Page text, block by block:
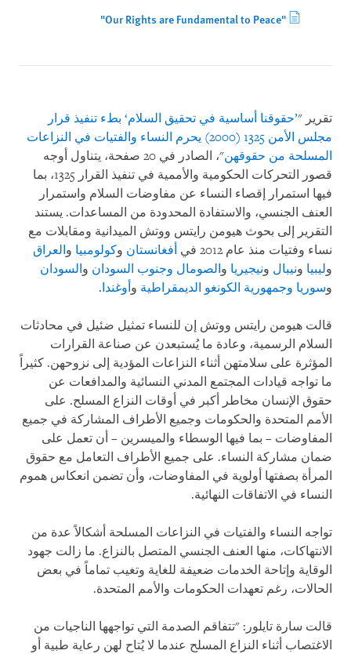
"Our Rights are Fundamental to Peace"
تقرير "’حقوقنا أساسية في تحقيق السلام‘ بطء تنفيذ قرار
مجلس الأمن 1325 (2000) يحرم النساء والفتيات في النزاعات
المسلحة من حقوقهن
"، الصادر في 20 صفحة، يتناول أوجه
قصور التحركات الحكومية والأممية في تنفيذ القرار 1325، بما
فيها استمرار إقصاء النساء عن مفاوضات السلام واستمرار
العنف الجنسي، والاستفادة المحدودة من المساعدات. يستند
التقرير إلى بحوث هيومن رايتس ووتش الميدانية ومقابلات مع
نساء وفتيات منذ عام 2012 في
أفغانستان وكولومبيا و العراق
وليبيا ونيبال ونيجيريا و الصومال وجنوب السودان و السودان
وسوريا وجمهورية الكونغو الديمقراطية و أوغندا .
قالت هيومن رايتس ووتش إن للنساء تمثيل ضئيل في محادثات
السلام الرسمية، وعادة ما يُستبعدن عن صناعة القرارات
المؤثرة على سلامتهن أثناء النزاعات المؤدية إلى نزوحهن. كثيراً
ما تواجه قيادات المجتمع المدني النسائية والمدافعات عن
حقوق الإنسان مخاطر أكبر في أوقات النزاع المسلح. على
الأمم المتحدة والحكومات وجميع الأطراف المشاركة في جميع
المفاوضات – بما فيها الوسطاء والميسرين – أن تعمل على
ضمان مشاركة النساء. على جميع الأطراف التعامل مع حقوق
المرأة بصفتها أولوية في المفاوضات، وأن تضمن انعكاس هموم
النساء في الاتفاقات النهائية.
تواجه النساء والفتيات في النزاعات المسلحة أشكالاً عدة من
الانتهاكات، منها العنف الجنسي المتصل بالنزاع. ما زالت جهود
الوقاية وإتاحة الخدمات ضعيفة للغاية وتغيب تماماً في بعض
الحالات، رغم تعهدات الحكومات والأمم المتحدة.
قالت سارة تايلور: "تتفاقم الصدمة التي تواجهها الناجيات من
الاغتصاب أثناء النزاع المسلح عندما لا يُتاح لهن رعاية طبية أو